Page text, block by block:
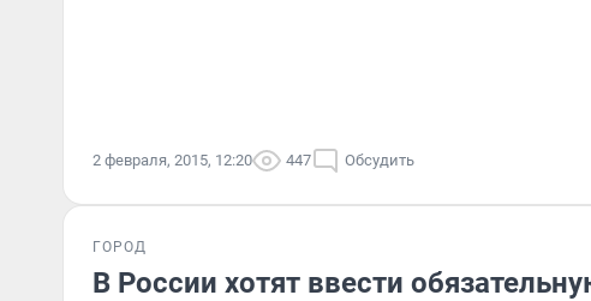
2 февраля, 2015, 12:20 447 Обсудить
ГОРОД
В России хотят ввести